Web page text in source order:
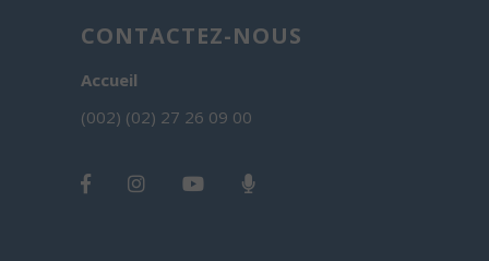
CONTACTEZ-NOUS
Accueil
(002) (02) 27 26 09 00